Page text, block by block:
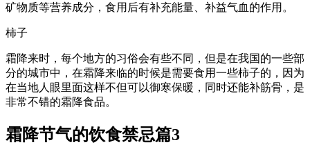
矿物质等营养成分，食用后有补充能量、补益气血的作用。
柿子
霜降来时，每个地方的习俗会有些不同，但是在我国的一些部
分的城市中，在霜降来临的时候是需要食用一些柿子的，因为
在当地人眼里面这样不但可以御寒保暖，同时还能补筋骨，是
非常不错的霜降食品。
霜降节气的饮食禁忌篇3